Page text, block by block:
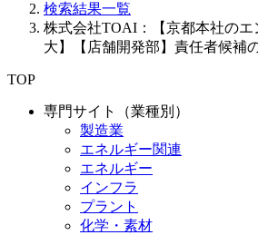
検索結果一覧
株式会社TOAI：【京都本社の
大】【店舗開発部】責任者候補
TOP
専門サイト（業種別）
製造業
エネルギー関連
エネルギー
インフラ
プラント
化学・素材